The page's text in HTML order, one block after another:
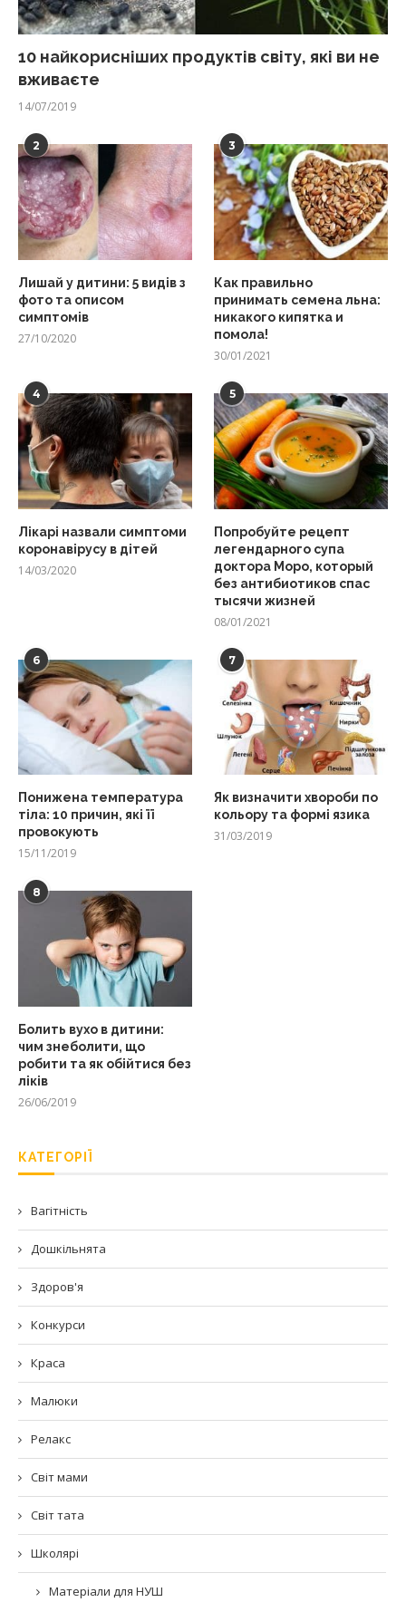
10 найкорисніших продуктів світу, які ви не
вживаєте
14/07/2019
2
Лишай у дитини: 5 видів з
фото та описом
симптомів
27/10/2020
3
Как правильно
принимать семена льна:
никакого кипятка и
помола!
30/01/2021
4
Лікарі назвали симптоми
коронавірусу в дітей
14/03/2020
5
Попробуйте рецепт
легендарного супа
доктора Моро, который
без антибиотиков спас
тысячи жизней
08/01/2021
6
Понижена температура
тіла: 10 причин, які її
провокують
15/11/2019
7
Як визначити хвороби по
кольору та формі язика
31/03/2019
8
Болить вухо в дитини:
чим знеболити, що
робити та як обійтися без
ліків
26/06/2019
КАТЕГОРІЇ
Вагітність
Дошкільнята
Здоров'я
Конкурси
Краса
Малюки
Релакс
Світ мами
Світ тата
Школярі
Матеріали для НУШ